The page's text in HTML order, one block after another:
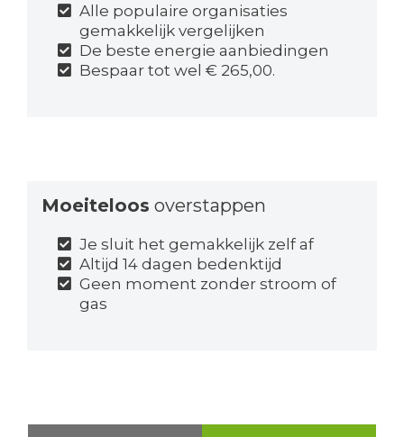
Alle populaire organisaties
gemakkelijk vergelijken
De beste energie aanbiedingen
Bespaar tot wel € 265,00.
Moeiteloos overstappen
Je sluit het gemakkelijk zelf af
Altijd 14 dagen bedenktijd
Geen moment zonder stroom of
gas